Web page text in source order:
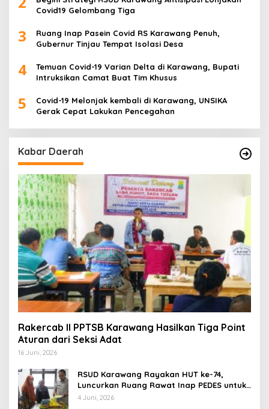
Covid19 Gelombang Tiga
3
Ruang Inap Pasein Covid RS Karawang Penuh,
Gubernur Tinjau Tempat Isolasi Desa
4
Temuan Covid-19 Varian Delta di Karawang, Bupati
Intruksikan Camat Buat Tim Khusus
5
Covid-19 Melonjak kembali di Karawang, UNSIKA
Gerak Cepat Lakukan Pencegahan
Kabar Daerah
Rakercab II PPTSB Karawang Hasilkan Tiga Point
Aturan dari Seksi Adat
16 Juni, 2026
RSUD Karawang Rayakan HUT ke-74,
Luncurkan Ruang Rawat Inap PEDES untuk
Tingkatkan Pelayanan Kesehatan
4 Juni, 2026